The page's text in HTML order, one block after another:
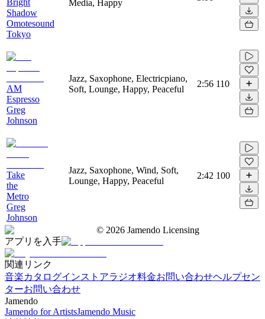
Shadow
Omotesound
Tokyo
Media, Happy
AM
Espresso
Greg
Johnson
Jazz, Saxophone, Electricpiano,
Soft, Lounge, Happy, Peaceful
2:56 110
Take
the
Metro
Greg
Johnson
Jazz, Saxophone, Wind, Soft,
Lounge, Happy, Peaceful
2:42 100
© 2026 Jamendo Licensing
アプリを入手
関連リンク
音楽カタログインストアラジオ料金お問い合わせヘルプセン
ターお問い合わせ
Jamendo
Jamendo for ArtistsJamendo Music